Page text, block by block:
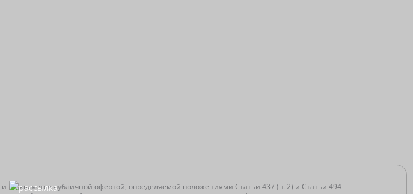
является публичной офертой, определяемой положениями Статьи 437 (п. 2) и Статьи 494